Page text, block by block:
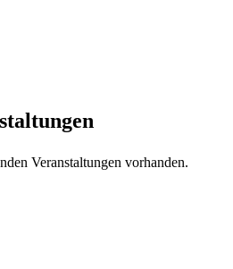
Veranstaltungen vorhanden.